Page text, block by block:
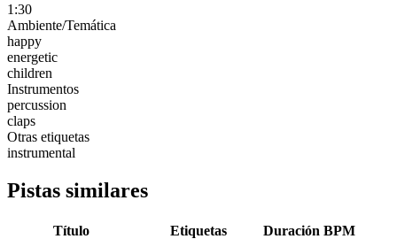
1:30
Ambiente/Temática
happy
energetic
children
Instrumentos
percussion
claps
Otras etiquetas
instrumental
Pistas similares
Título Etiquetas Duración BPM